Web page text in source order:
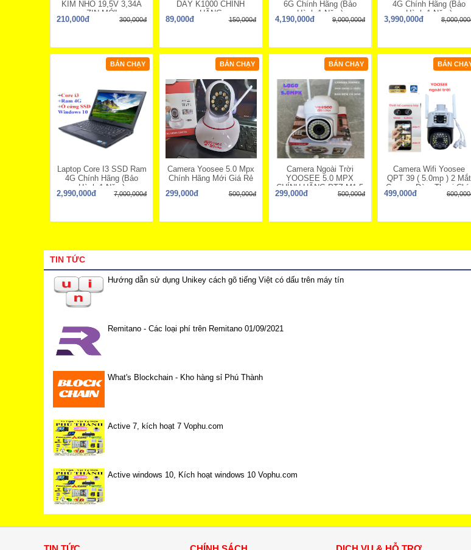
KIM NHỎ 19,5V 3,34A
ZIN MỚI
210,000đ 300,000đ
DÂY K1000 CHÍNH
HÃNG
89,000đ 150,000đ
6G Chính Hãng (Bảo
Hành 1 Năm)
4,190,000đ 9,000,000đ
4G Chính Hãng (Bảo
Hành 1 Năm)
3,990,000đ
BÁN CHẠY
Laptop Core I3 SSD Ram
4G Chính Hãng (Bảo
Hành 1 Năm)
2,990,000đ 7,000,000đ
BÁN CHẠY
Camera Yoosee 5.0 Mpx
Chính Hãng Mới Giá Rẻ
299,000đ
500,000đ
BÁN CHẠY
Camera Ngoài Trời
YOOSEE 5.0 MPX
CHÍNH HÃNG PTZ M1.5
Mini Xoay
299,000đ 500,000đ
BÁN
Camera Wifi Yoosee
QPT 39 ( 5.0mp ) 2 Mắt
Camera Đàm Thoại Chín
499,000đ
TIN TỨC
Hướng dẫn sử dụng Unikey cách gõ tiếng Việt có dấu trên máy tín
Remitano - Các loại phí trên Remitano 01/09/2021
What's Blockchain - Kho hàng sỉ Phú Thành
Active 7, kích hoạt 7 Vophu.com
Active windows 10, Kích hoạt windows 10 Vophu.com